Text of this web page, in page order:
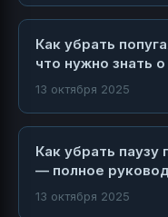
Как убрать
что нужно знать
13 октября 2025
Как убрать паузу
— полное
13 октября 2025